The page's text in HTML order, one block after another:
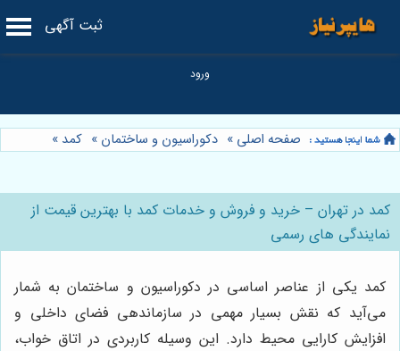
ثبت آگهی
صفحه اصلی » دکوراسیون و ساختمان » کمد »
کمد در تهران – خرید و فروش و خدمات کمد با بهترین قیمت از
نمایندگی های رسمی
کمد یکی از عناصر اساسی در دکوراسیون و ساختمان به شمار
می‌آید که نقش بسیار مهمی در سازماندهی فضای داخلی و
افزایش کارایی محیط دارد. این وسیله کاربردی در اتاق خواب،